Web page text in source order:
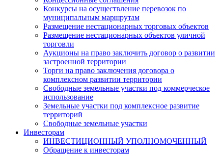
Конкурсы на осуществление перевозок по
муниципальным маршрутам
Размещение нестационарных торговых объектов
Размещение нестационарных объектов уличной
торговли
Аукционы на право заключить договор о развитии
застроенной территории
Торги на право заключения договора о
комплексном развитии территории
Свободные земельные участки под коммерческое
использование
Земельные участки под комплексное развитие
территорий
Свободные земельные участки
Инвесторам
ИНВЕСТИЦИОННЫЙ УПОЛНОМОЧЕННЫЙ
Обращение к инвесторам